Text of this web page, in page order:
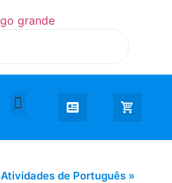
Atividades de Português »